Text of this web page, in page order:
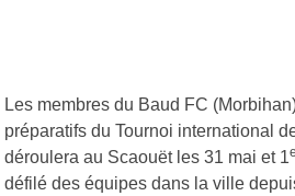
Les membres du Baud FC
préparatifs du Tournoi international
déroulera au Scaouët les 31 mai et 1
défilé des équipes dans la ville